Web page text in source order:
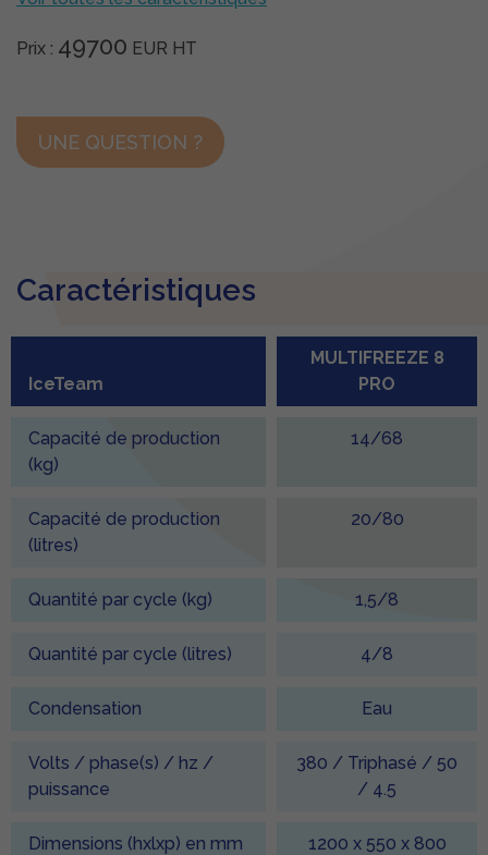
Prix : 49700 EUR HT
UNE QUESTION ?
Caractéristiques
IceTeam
MULTIFREEZE 8
PRO
Capacité de production
(kg)
14/68
Capacité de production
(litres)
20/80
Quantité par cycle (kg) 1,5/8
Quantité par cycle (litres) 4/8
Condensation Eau
Volts / phase(s) / hz /
puissance
380 / Triphasé / 50
/ 4.5
Dimensions (hxlxp) en mm 1200 x 550 x 800